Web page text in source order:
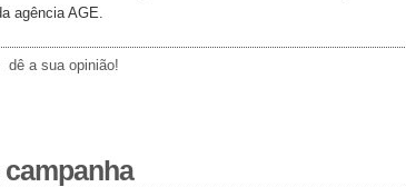
agência AGE.
dê a sua opinião!